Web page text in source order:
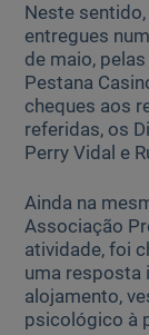
Neste
entregues
de maio,
Pestana
cheques aos
referidas, os
Perry Vidal e
Ainda na
Associação
atividade, foi
uma resposta
alojamento,
psicológico à